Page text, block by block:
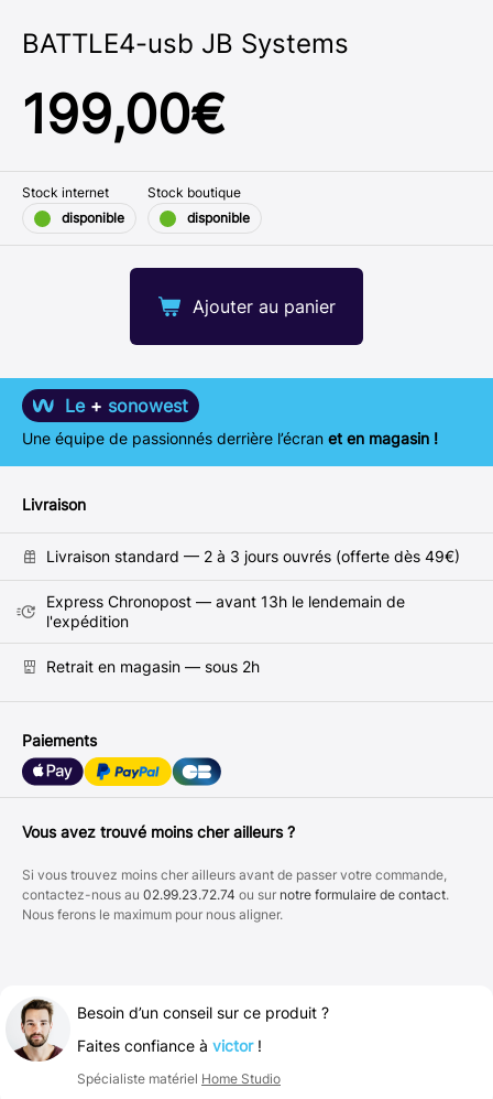
BATTLE4-usb JB Systems
199,00€
Ajouter au panier
Stock internet
disponible
Stock boutique
disponible
Le + sonowest
Une équipe de passionnés derrière l’écran et en magasin !
Livraison
Livraison standard — 2 à 3 jours ouvrés (offerte dès 49€)
Express Chronopost — avant 13h le lendemain de
l'expédition
Retrait en magasin — sous 2h
Paiements
Vous avez trouvé moins cher ailleurs ?
Si vous trouvez moins cher ailleurs avant de passer votre commande,
contactez-nous au 02.99.23.72.74 ou sur notre formulaire de contact.
Nous ferons le maximum pour nous aligner.
Besoin d’un conseil sur ce produit ?
Faites confiance à victor!
Spécialiste matériel Home Studio